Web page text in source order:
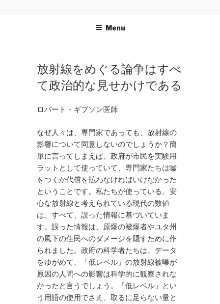
Menu
POSTED
ON
放射線をめぐる論争はすべ
て政治的な見せかけである
ロバート・ギブソン医師
なぜ人々は、専門家であっても、放射線の
影響について同意しないのでしょうか？簡
単に言ってしまえば、政府が市民を実験用
ラットとして使っていて、専門家たちは嘘
をつくか代償を払わなければいけなかった
ということです。私たちが使っている、安
心な放射線と考えられている現代の数値
は、すべて、誤った情報に基づいていま
す。誤った情報は、原爆の被爆者やユタ州
の風下の住民へのダメージを隠すために作
られました。政府の科学者たちは、データ
をゆがめて、「低レベル」の放射線被曝が
原因の人間への影響は科学的に観察されな
かったと言うでしょう。「低レベル」とい
う用語の使用でさえ、取るに足らない量と